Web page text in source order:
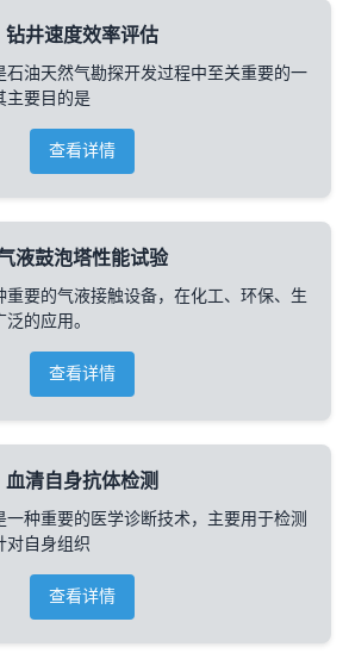
钻井速度效率评估
石油天然气勘探开发过程中至关重要的一
主要目的是
查看详情
液鼓泡塔性能试验
重要的气液接触设备，在化工、环保、生
的应用。
查看详情
血清自身抗体检测
一种重要的医学诊断技术，主要用于检测
对自身组织
查看详情